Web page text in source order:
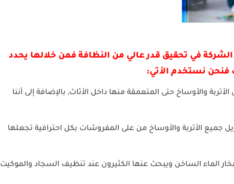
في تحقيق قدر عالي من النظافة فمن خلالها يحدد
نستخدم الأتي:
والأوساخ حتى المتعمقة منها داخل الأثاث, بالإضافة إلى أننا
جميع الأتربة والأوساخ من على المفروشات بكل احترافية تجعلها
الماء الساخن ويبحث عنها الكثيرون عند تنظيف السجاد والموكيت